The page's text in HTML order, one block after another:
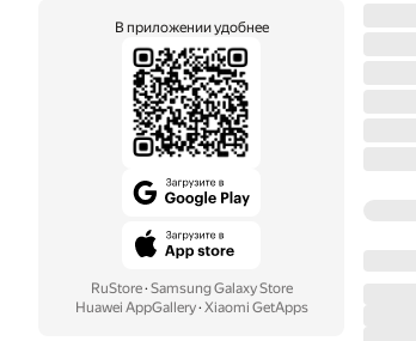
В приложении удобнее
RuStore· Samsung Galaxy Store
Huawei AppGallery· Xiaomi GetApps